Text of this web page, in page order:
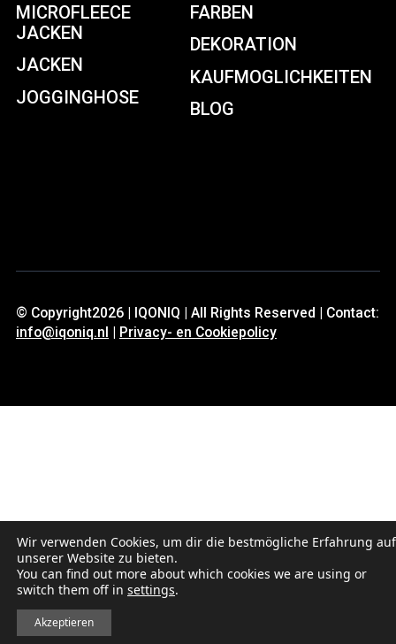
MICROFLEECE
JACKEN
JACKEN
JOGGINGHOSE
FARBEN
DEKORATION
KAUFMOGLICHKEITEN
BLOG
© Copyright2026 | IQONIQ | All Rights Reserved | Contact:
info@iqoniq.nl | Privacy- en Cookiepolicy
Wir verwenden Cookies, um dir die bestmögliche Erfahrung auf
unserer Website zu bieten.
You can find out more about which cookies we are using or
switch them off in settings.
Akzeptieren